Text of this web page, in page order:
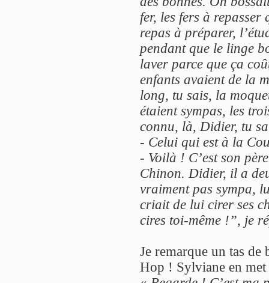
fer, les fers à
repas à préparer,
pendant que le linge
laver parce que ça
enfants avaient de la
long, tu sais, la
étaient sympas, les
connu, là, Didier, tu
- Celui qui est à la
- Voilà ! C’est son
Chinon. Didier, il a
vraiment pas sympa,
criait de lui cirer ses
cires toi-même !”, je
Je remarque un tas de
Hop ! Sylviane en